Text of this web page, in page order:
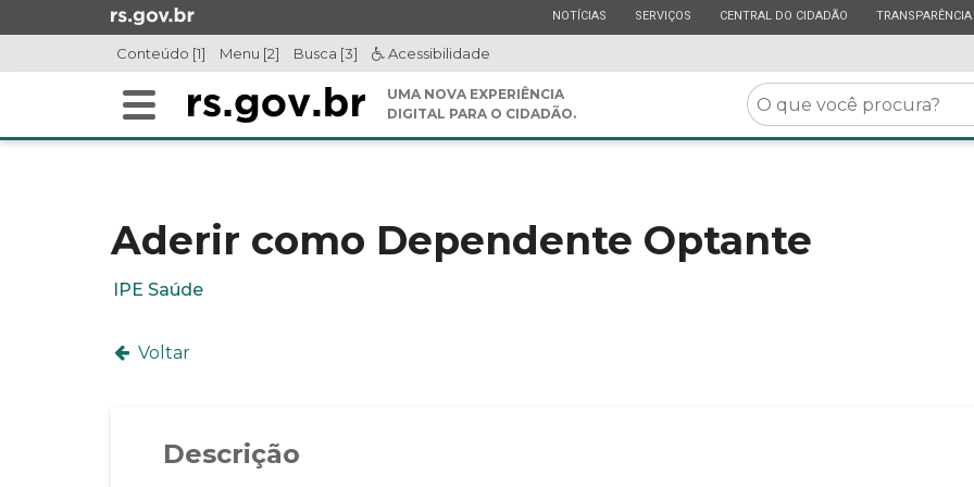
para
para
ESTADO
NOTÍCIAS ESTADO
SERVIÇOS ESTADO
CENTRAL DO CIDADÃO ESTADO
TRANSPARÊNCIA
Conteúdo [1] Menu [2] Busca [3] Acessibilidade
Alterna
UMA NOVA EXPERIÊNCIA
DIGITAL PARA O CIDADÃO.
O
que
você
Aderir como Dependente Optante
IPE Saúde
Voltar
Descrição